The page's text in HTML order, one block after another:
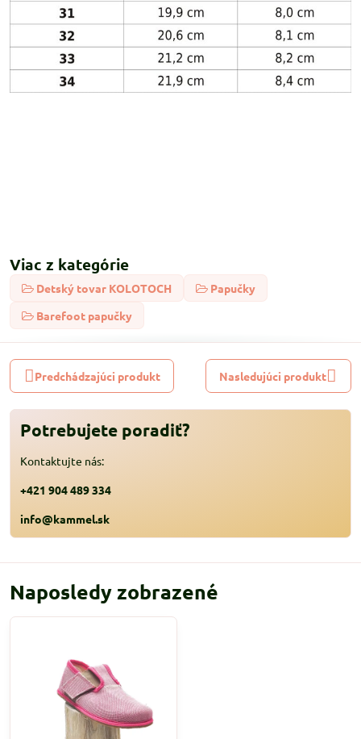
Viac z kategórie
Detský tovar KOLOTOCH
Papučky
Barefoot papučky
Predchádzajúci produkt Nasledujúci produkt
Potrebujete poradiť?
Kontaktujte nás:
+421 904 489 334
info@kammel.sk
Naposledy zobrazené